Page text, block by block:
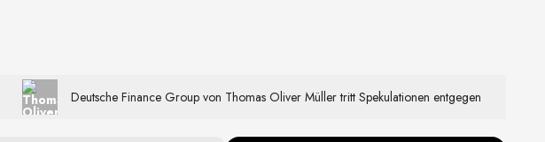
Deutsche Finance Group von Thomas Oliver Müller tritt Spekulationen entgegen